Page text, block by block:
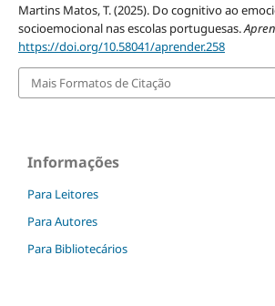
Martins Matos, T. (2025). Do cognitivo ao
socioemocional nas escolas portuguesas.
https://doi.org/10.58041/aprender.258
Mais Formatos de Citação
Informações
Para Leitores
Para Autores
Para Bibliotecários